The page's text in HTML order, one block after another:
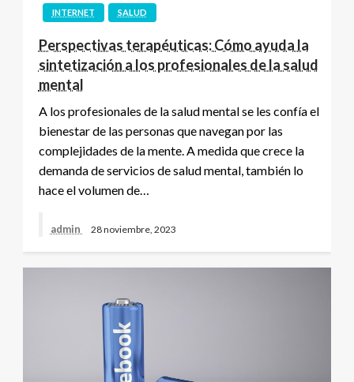
INTERNET SALUD
Perspectivas terapéuticas: Cómo ayuda la
sintetización a los profesionales de la salud
mental
A los profesionales de la salud mental se les confía el
bienestar de las personas que navegan por las
complejidades de la mente. A medida que crece la
demanda de servicios de salud mental, también lo
hace el volumen de…
admin 28 noviembre, 2023